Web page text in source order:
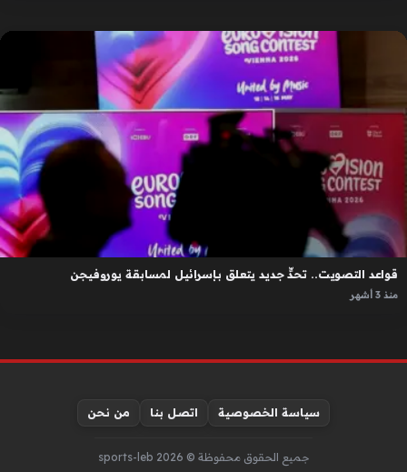
قواعد التصويت.. تحدٍّ جديد يتعلق بإسرائيل لمسابقة يوروفيجن
منذ 3 أشهر
سياسة الخصوصية اتصل بنا من نحن
جميع الحقوق محفوظة © sports-leb 2026